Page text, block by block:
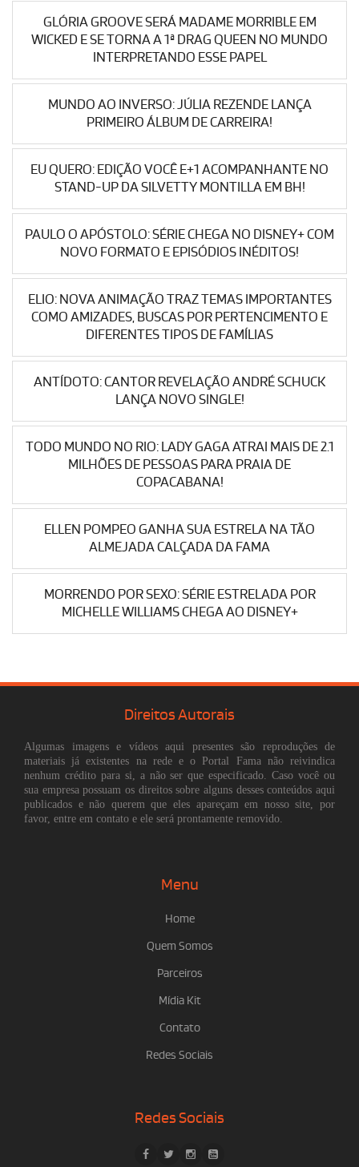
GLÓRIA GROOVE SERÁ MADAME MORRIBLE EM
WICKED E SE TORNA A 1ª DRAG QUEEN NO MUNDO
INTERPRETANDO ESSE PAPEL
MUNDO AO INVERSO: JÚLIA REZENDE LANÇA
PRIMEIRO ÁLBUM DE CARREIRA!
EU QUERO: EDIÇÃO VOCÊ E+1 ACOMPANHANTE NO
STAND-UP DA SILVETTY MONTILLA EM BH!
PAULO O APÓSTOLO: SÉRIE CHEGA NO DISNEY+ COM
NOVO FORMATO E EPISÓDIOS INÉDITOS!
ELIO: NOVA ANIMAÇÃO TRAZ TEMAS IMPORTANTES
COMO AMIZADES, BUSCAS POR PERTENCIMENTO E
DIFERENTES TIPOS DE FAMÍLIAS
ANTÍDOTO: CANTOR REVELAÇÃO ANDRÉ SCHUCK
LANÇA NOVO SINGLE!
TODO MUNDO NO RIO: LADY GAGA ATRAI MAIS DE 2.1
MILHÕES DE PESSOAS PARA PRAIA DE
COPACABANA!
ELLEN POMPEO GANHA SUA ESTRELA NA TÃO
ALMEJADA CALÇADA DA FAMA
MORRENDO POR SEXO: SÉRIE ESTRELADA POR
MICHELLE WILLIAMS CHEGA AO DISNEY+
Direitos Autorais
Algumas imagens e vídeos aqui presentes são reproduções de
materiais já existentes na rede e o Portal Fama não reivindica
nenhum crédito para si, a não ser que especificado. Caso você ou
sua empresa possuam os direitos sobre alguns desses conteúdos aqui
publicados e não querem que eles apareçam em nosso site, por
favor, entre em contato e ele será prontamente removido.
Menu
Home
Quem Somos
Parceiros
Mídia Kit
Contato
Redes Sociais
Redes Sociais